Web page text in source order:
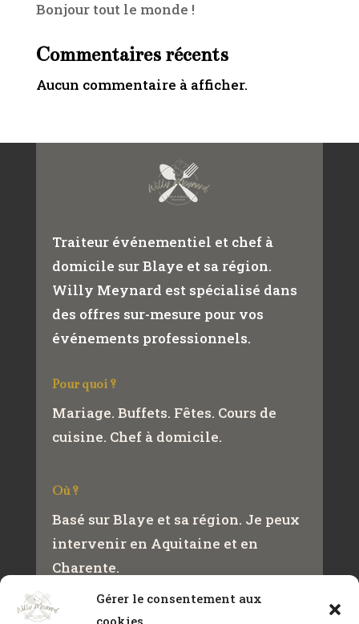
Gérer le consentement aux
cookies
Bonjour tout le monde !
Commentaires récents
Aucun commentaire à afficher.
Traiteur événementiel et chef à
domicile sur Blaye et sa région.
Willy Meynard est spécialisé dans
des offres sur-mesure pour vos
événements professionnels.
Pour quoi ?
Mariage. Buffets. Fêtes. Cours de
cuisine. Chef à domicile.
Où ?
Basé sur Blaye et sa région. Je peux
intervenir en Aquitaine et en
Charente.